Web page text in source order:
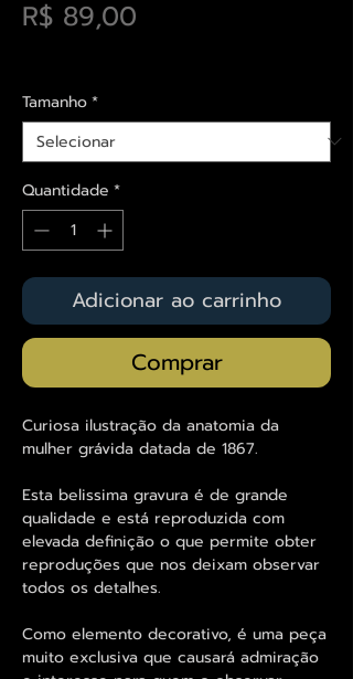
R$ 89,00
Tamanho*
Quantidade *
Adicionar ao carrinho
Comprar
Curiosa ilustração da anatomia da
mulher grávida datada de 1867.
Esta belissima gravura é de grande
qualidade e está reproduzida com
elevada definição o que permite obter
reproduções que nos deixam observar
todos os detalhes.
Como elemento decorativo, é uma peça
muito exclusiva que causará admiração